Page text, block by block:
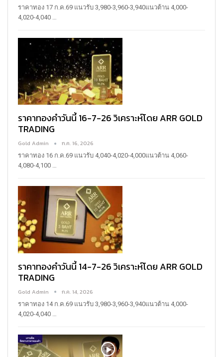
ราคาทอง 17 ก.ค.69 แนวรับ 3,980-3,960-3,940แนวต้าน 4,000-
4,020-4,040 …
ราคาทองคำวันนี้ 16-7-26 วิเคราะห์โดย ARR GOLD
TRADING
Gold Admin ก.ค. 16, 2026
ราคาทอง 16 ก.ค.69 แนวรับ 4,040-4,020-4,000แนวต้าน 4,060-
4,080-4,100 …
ราคาทองคำวันนี้ 14-7-26 วิเคราะห์โดย ARR GOLD
TRADING
Gold Admin ก.ค. 14, 2026
ราคาทอง 14 ก.ค.69 แนวรับ 3,980-3,960-3,940แนวต้าน 4,000-
4,020-4,040